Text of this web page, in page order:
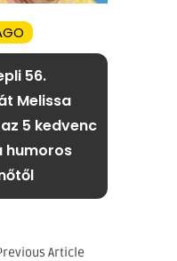
56.
Melissa
5 kedvenc
humoros
Article